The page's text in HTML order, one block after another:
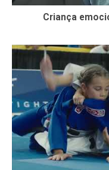
Criança